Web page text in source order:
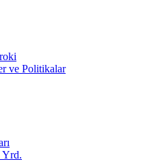
ve Politikalar
Yrd.